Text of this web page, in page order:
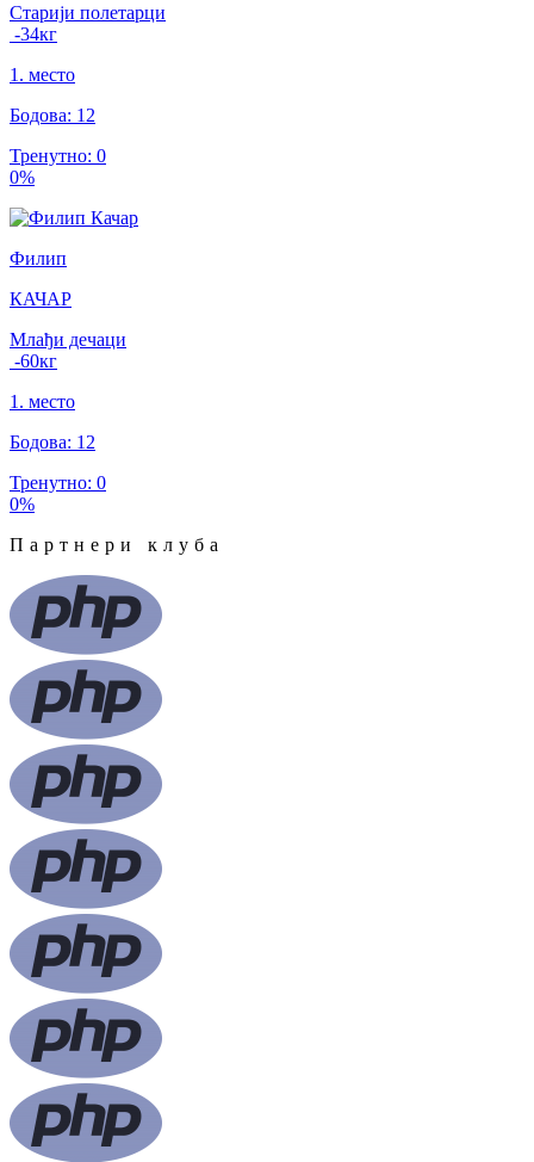
Старији полетарци
-34кг
1 . место
Бодова: 12
Тренутно: 0
0%
Филип
КАЧАР
Млађи дечаци
-60кг
1 . место
Бодова: 12
Тренутно: 0
0%
Партнери клуба